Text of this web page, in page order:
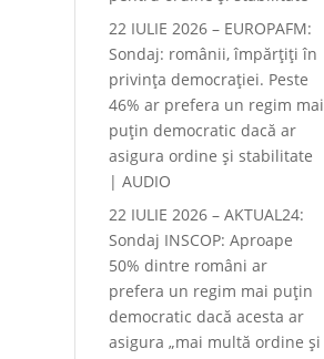
22 IULIE 2026 – EUROPAFM:
Sondaj: românii, împărțiți în
privința democrației. Peste
46% ar prefera un regim mai
puțin democratic dacă ar
asigura ordine și stabilitate
| AUDIO
22 IULIE 2026 – AKTUAL24:
Sondaj INSCOP: Aproape
50% dintre români ar
prefera un regim mai puțin
democratic dacă acesta ar
asigura „mai multă ordine și